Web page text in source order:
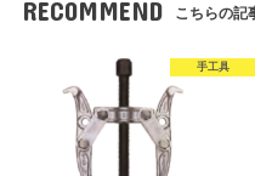
RECOMMEND こちらの記
手工具